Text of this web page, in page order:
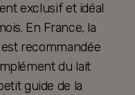
exclusif et idéal
En France, la
recommandée
du lait
guide de la